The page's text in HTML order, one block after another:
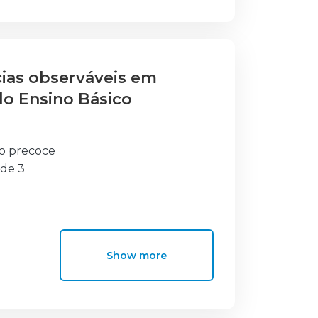
observáveis em
Ensino Básico
precoce
3
Show more